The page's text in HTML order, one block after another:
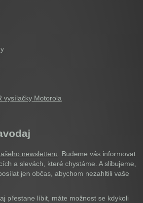
vysílačky Motorola
newsletteru . Budeme vás informovat
a slevách, které chystáme. A slibujeme,
jen občas, abychom nezahltili vaše
přestane líbit, máte možnost se kdykoli